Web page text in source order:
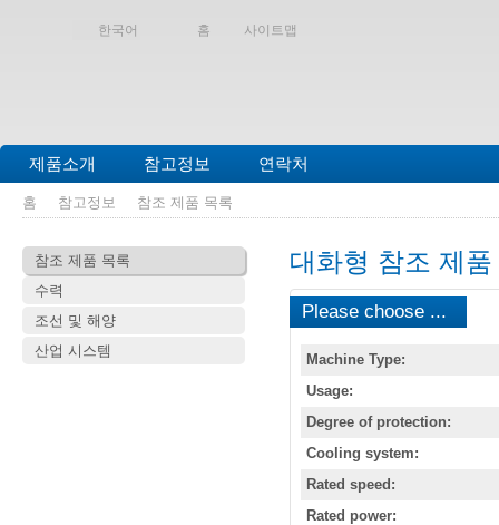
한국어 홈 사이트맵
제품소개 참고정보 연락처
홈 참고정보 참조 제품 목록
참조 제품 목록
수력
조선 및 해양
산업 시스템
대화형 참조 제
Please choose ...
Machine Type:
Usage:
Degree of protection:
Cooling system:
Rated speed:
Rated power: